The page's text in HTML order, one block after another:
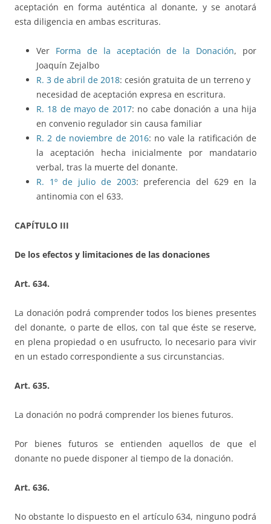
aceptación en forma auténtica al donante, y se anotará
esta diligencia en ambas escrituras.
Ver Forma de la aceptación de la Donación, por
Joaquín Zejalbo
R. 3 de abril de 2018: cesión gratuita de un terreno y
necesidad de aceptación expresa en escritura.
R. 18 de mayo de 2017: no cabe donación a una hija
en convenio regulador sin causa familiar
R. 2 de noviembre de 2016: no vale la ratificación de
la aceptación hecha inicialmente por mandatario
verbal, tras la muerte del donante.
R. 1º de julio de 2003: preferencia del 629 en la
antinomia con el 633.
CAPÍTULO III
De los efectos y limitaciones de las donaciones
Art. 634.
La donación podrá comprender todos los bienes presentes
del donante, o parte de ellos, con tal que éste se reserve,
en plena propiedad o en usufructo, lo necesario para vivir
en un estado correspondiente a sus circunstancias.
Art. 635.
La donación no podrá comprender los bienes futuros.
Por bienes futuros se entienden aquellos de que el
donante no puede disponer al tiempo de la donación.
Art. 636.
No obstante lo dispuesto en el artículo 634, ninguno podrá